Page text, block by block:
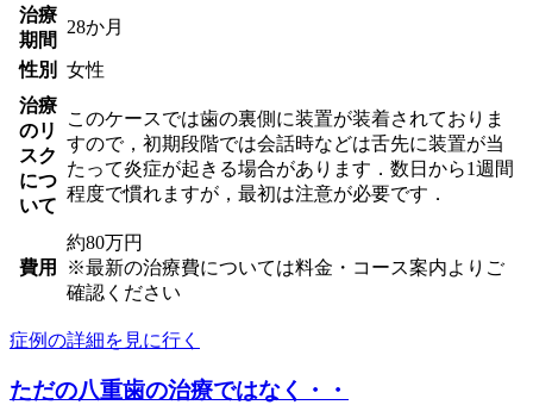
治療
期間
28か月
性別
女性
治療
のリ
スク
につ
いて
このケースでは歯の裏側に装置が装着されておりま
すので，初期段階では会話時などは舌先に装置が当
たって炎症が起きる場合があります．数日から1週間
程度で慣れますが，最初は注意が必要です．
費用
約80万円
※最新の治療費については料金・コース案内よりご
確認ください
症例の詳細を見に行く
ただの八重歯の治療ではなく・・